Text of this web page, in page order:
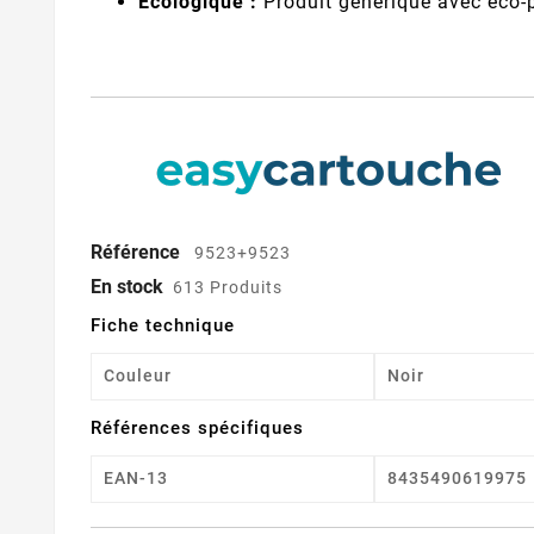
Référence 9523+9523
En stock 613 Produits
Fiche technique
Couleur Noir
Références spécifiques
EAN-13 8435490619975